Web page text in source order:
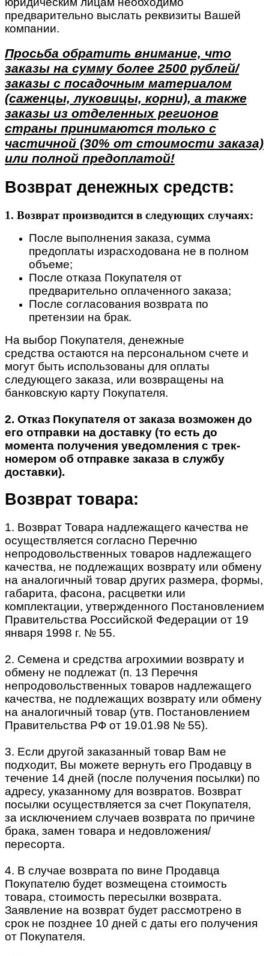
предварительно выслать реквизиты Вашей
компании.
Просьба обратить внимание, что
заказы на сумму более 2500 рублей/
заказы с посадочным материалом
(саженцы, луковицы, корни), а также
заказы из отделенных регионов
страны принимаются только с
частичной (30% от стоимости заказа)
или полной предоплатой!
Возврат денежных средств:
1. Возврат производится в следующих случаях:
После выполнения заказа, сумма
предоплаты израсходована не в полном
объеме;
После отказа Покупателя от
предварительно оплаченного заказа;
После согласования возврата по
претензии на брак.
На выбор Покупателя, денежные
средства остаются на персональном счете и
могут быть использованы для оплаты
следующего заказа, или возвращены на
банковскую карту Покупателя.
2. Отказ Покупателя от заказа возможен до
его отправки на доставку (то есть до
момента получения уведомления с трек-
номером об отправке заказа в службу
доставки).
Возврат товара:
1. Возврат Товара надлежащего качества не
осуществляется согласно Перечню
непродовольственных товаров надлежащего
качества, не подлежащих возврату или обмену
на аналогичный товар других размера, формы,
габарита, фасона, расцветки или
комплектации, утвержденного Постановлением
Правительства Российской Федерации от 19
января 1998 г. № 55.
2. Семена и средства агрохимии возврату и
обмену не подлежат (п. 13 Перечня
непродовольственных товаров надлежащего
качества, не подлежащих возврату или обмену
на аналогичный товар (утв. Постановлением
Правительства РФ от 19.01.98 № 55).
3. Если другой заказанный товар Вам не
подходит, Вы можете вернуть его Продавцу в
течение 14 дней (после получения посылки) по
адресу, указанному для возвратов. Возврат
посылки осуществляется за счет Покупателя,
за исключением случаев возврата по причине
брака, замен товара и недовложения/
пересорта.
4. В случае возврата по вине Продавца
Покупателю будет возмещена стоимость
товара, стоимость пересылки возврата.
Заявление на возврат будет рассмотрено в
срок не позднее 10 дней с даты его получения
от Покупателя.